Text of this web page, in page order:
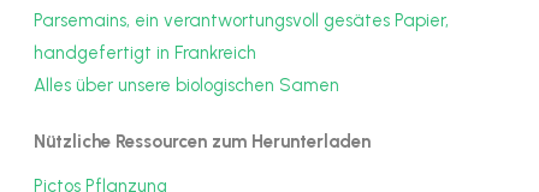
Parsemains, ein verantwortungsvoll gesätes Papier,
handgefertigt in Frankreich
Alles über unsere biologischen Samen
Nützliche Ressourcen zum Herunterladen
Pictos Pflanzung